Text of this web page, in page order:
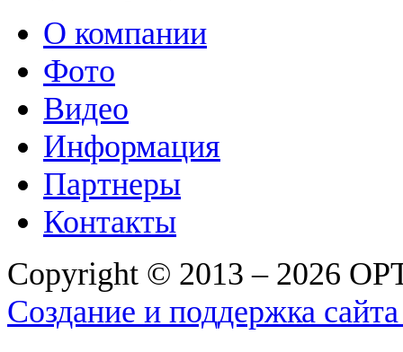
О компании
Фото
Видео
Информация
Партнеры
Контакты
Copyright © 2013 – 2026
Создание и поддержка сайта